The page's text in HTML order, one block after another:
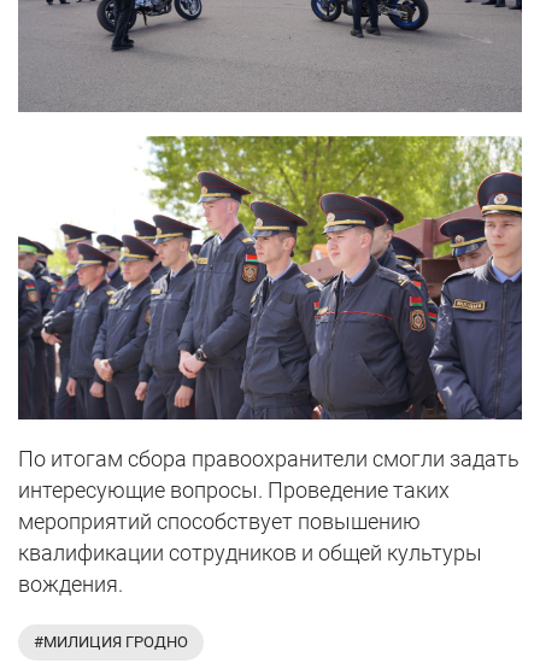
По итогам сбора правоохранители смогли задать
интересующие вопросы. Проведение таких
мероприятий способствует повышению
квалификации сотрудников и общей культуры
вождения.
#МИЛИЦИЯ ГРОДНО